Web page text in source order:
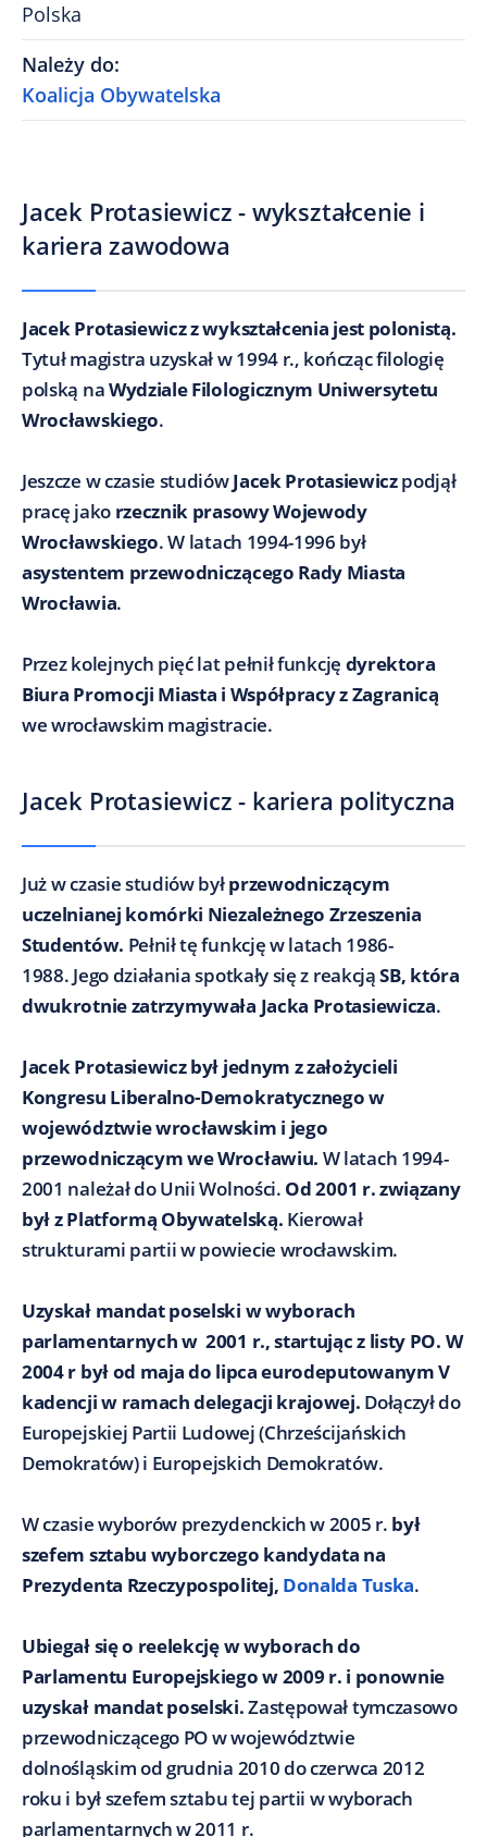
Polska
Należy do:
Koalicja Obywatelska
Jacek Protasiewicz - wykształcenie i
kariera zawodowa
Jacek Protasiewicz z wykształcenia jest polonistą.
Tytuł magistra uzyskał w 1994 r., kończąc filologię
polską naWydziale Filologicznym Uniwersytetu
Wrocławskiego.
Jeszcze w czasie studiówJacek Protasiewiczpodjął
pracę jako rzecznik prasowy Wojewody
Wrocławskiego. W latach 1994-1996 był
asystentem przewodniczącego Rady Miasta
Wrocławia.
Przez kolejnych pięć lat pełnił funkcję dyrektora
Biura Promocji Miasta i Współpracy z Zagranicą
we wrocławskim magistracie.
Jacek Protasiewicz - kariera polityczna
Już w czasie studiów byłprzewodniczącym
uczelnianej komórki Niezależnego Zrzeszenia
Studentów. Pełnił tę funkcję w latach 1986-
1988. Jego działania spotkały się z reakcjąSB, która
dwukrotnie zatrzymywała Jacka Protasiewicza.
Jacek Protasiewicz był jednym z założycieli
Kongresu Liberalno-Demokratycznego w
województwie wrocławskim i jego
przewodniczącym we Wrocławiu. W latach 1994-
2001 należał do Unii Wolności. Od 2001 r. związany
był z Platformą Obywatelską. Kierował
strukturami partii w powiecie wrocławskim.
Uzyskał mandat poselski w wyborach
parlamentarnych w 2001 r., startując z listy PO. W
2004 r byłod maja do lipcaeurodeputowanym V
kadencji w ramach delegacji krajowej. Dołączył do
Europejskiej Partii Ludowej (Chrześcijańskich
Demokratów) i Europejskich Demokratów.
W czasie wyborów prezydenckich w 2005 r. był
szefem sztabu wyborczego kandydata na
Prezydenta Rzeczypospolitej, Donalda Tuska.
Ubiegał się o reelekcję w wyborach do
Parlamentu Europejskiego w 2009 r. i ponownie
uzyskał mandat poselski.Zastępował tymczasowo
przewodniczącego PO w województwie
dolnośląskim od grudnia 2010 do czerwca 2012
roku i był szefem sztabu tej partii w wyborach
parlamentarnych w 2011 r.